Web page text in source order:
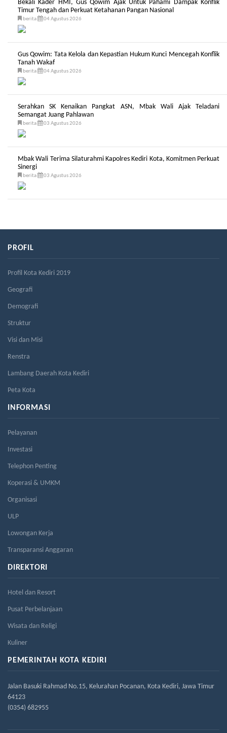
Bekali Kader HMI, Gus Qowim Ajak Untuk Pahami Dampak Konflik
Timur Tengah dan Perkuat Ketahanan Pangan Nasional
berita 04 Agustus 2026
Gus Qowim: Tata Kelola dan Kepastian Hukum Kunci Mencegah Konflik
Tanah Wakaf
berita 04 Agustus 2026
Serahkan SK Kenaikan Pangkat ASN, Mbak Wali Ajak Teladani
Semangat Juang Pahlawan
berita 03 Agustus 2026
Mbak Wali Terima Silaturahmi Kapolres Kediri Kota, Komitmen Perkuat
Sinergi
berita 03 Agustus 2026
PROFIL
Profil Kota Kediri 2019
Geografi
Demografi
Struktur
Visi dan Misi
Renstra
Lambang Daerah Kota Kediri
Peta Kota
INFORMASI
Pelayanan
Investasi
Telephon Penting
Koperasi & UMKM
Organisasi
ULP
Lowongan Kerja
Transparansi Anggaran
DIREKTORI
Hotel dan Resort
Pusat Perbelanjaan
Wisata dan Religi
Kuliner
PEMERINTAH KOTA KEDIRI
Jalan Basuki Rahmad No.15, Kelurahan Pocanan, Kota Kediri, Jawa Timur
64123
(0354) 682955